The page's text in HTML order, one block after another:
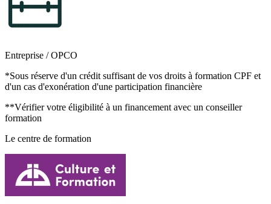
Entreprise / OPCO
*Sous réserve d'un crédit suffisant de vos droits à formation CPF et
d'un cas d'exonération d'une participation financière
**Vérifier votre éligibilité à un financement avec un conseiller
formation
Le centre de formation